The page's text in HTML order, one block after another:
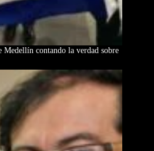
Medellín contando la verdad sobre